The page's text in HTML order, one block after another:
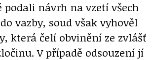
návrh na vzetí všech
vazby, soud však vyhověl
která čelí obvinění ze zvlášť
V případě odsouzení jí